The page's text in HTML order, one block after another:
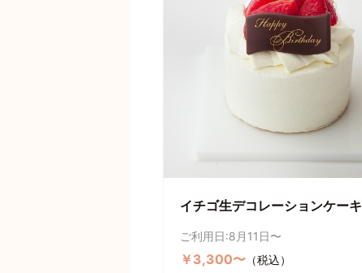
イチゴ生デコレーションケーキ
ご利用日:8月11日〜
￥3,300〜 （税込）